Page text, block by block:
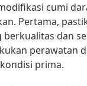
cumi
Pertama,
dan
perawatan
prima.